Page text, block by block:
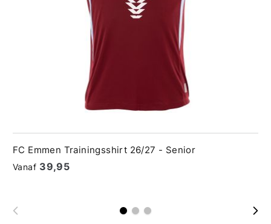
FC Emmen Trainingsshirt 26/27 - Senior
Vanaf € 39,95